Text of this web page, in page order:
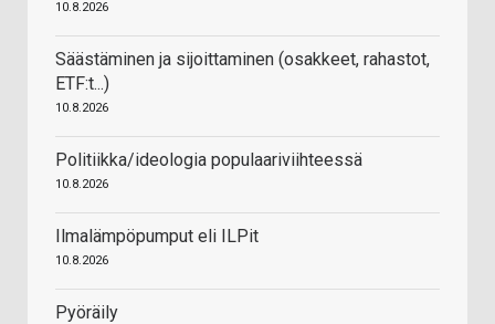
10.8.2026
Säästäminen ja sijoittaminen (osakkeet, rahastot,
ETF:t...)
10.8.2026
Politiikka/ideologia populaariviihteessä
10.8.2026
Ilmalämpöpumput eli ILPit
10.8.2026
Pyöräily